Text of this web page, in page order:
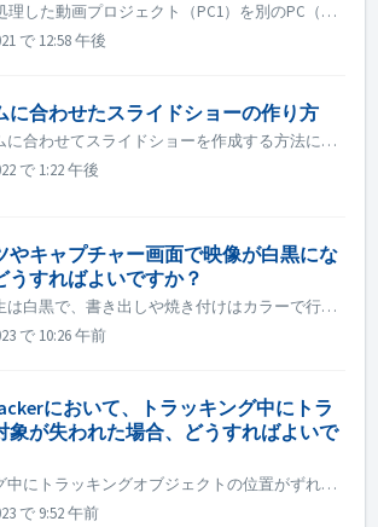
Nero 2019で処理した動画プロジェクト（PC1）を別のPC（PC2）に転送して、Nero 2021で編集を続けることはできますか？ はい、プロジェクトとソースファイルを PC1 から PC2 にコピーできます。 プロジェクトが下位のNeroバージョンで作成された場合は、上位のNeroバージョンで開...
で 12:58 午後
に合わせたスライドショーの作り方
音楽のリズムに合わせてスライドショーを作成する方法については、以下のリンクで詳しくご紹介しています。 音楽のリズムに合わせてスライドショーを作成する
で 1:22 午後
やキャプチャー画面で映像が白黒にな
うすればよいですか？
ビデオの再生は白黒で、書き出しや焼き付けはカラーで行われる場合、Windowsシステムまたはグラフィックカードのドライバーを最新版に更新してから、再度お試しください。 Windowsシステムまたはグラフィックカードのドライバをアップデートしても問題が解決しない場合は、.dllを交換することもできます、 1....
で 10:26 午前
において、トラッキング中にトラ
象が失われた場合、どうすればよいで
トラッキング中にトラッキングオブジェクトの位置がずれたり、オフセットが発生した場合は、すぐに「トラッキングを停止」し、左下の「ズームイン」をクリックして、トラッキングがエラーになったフレームを探し、トラッキングボックスを正しい位置に移動させてから、再度「トラッキングを開始」することができます。 正しくトラ...
で 9:52 午前